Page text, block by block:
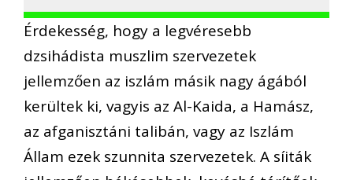
Érdekesség, hogy a legvéresebb
dzsihádista muszlim szervezetek
jellemzően az iszlám másik nagy ágából
kerültek ki, vagyis az Al-Kaida, a Hamász,
az afganisztáni talibán, vagy az Iszlám
Állam ezek szunnita szervezetek. A síiták